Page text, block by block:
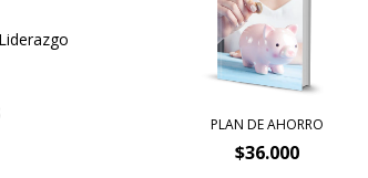
PLAN DE AHORRO
$36.000